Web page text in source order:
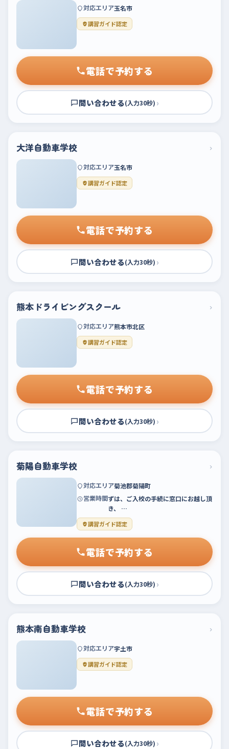
対応エリア玉名市
講習ガイド認定
電話で予約する
問い合わせる(入力30秒) ›
大洋自動車学校 ›
対応エリア玉名市
講習ガイド認定
電話で予約する
問い合わせる(入力30秒) ›
熊本ドライビングスクール ›
対応エリア熊本市北区
講習ガイド認定
電話で予約する
問い合わせる(入力30秒) ›
菊陽自動車学校 ›
対応エリア菊池郡菊陽町
営業時間ずは、ご入校の手続に窓口にお越し頂
き、 …
講習ガイド認定
電話で予約する
問い合わせる(入力30秒) ›
熊本南自動車学校 ›
対応エリア宇土市
講習ガイド認定
電話で予約する
問い合わせる(入力30秒) ›